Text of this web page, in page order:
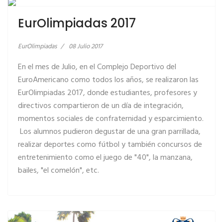
EurOlimpiadas 2017
EurOlimpiadas 08 Julio 2017
En el mes de Julio, en el Complejo Deportivo del
EuroAmericano como todos los años, se realizaron las
EurOlimpiadas 2017, donde estudiantes, profesores y
directivos compartieron de un día de integración,
momentos sociales de confraternidad y esparcimiento.
Los alumnos pudieron degustar de una gran parrillada,
realizar deportes como fútbol y también concursos de
entretenimiento como el juego de "40", la manzana,
bailes, "el comelón", etc.
LEER MÁS… EUROLIMPIADAS 2015